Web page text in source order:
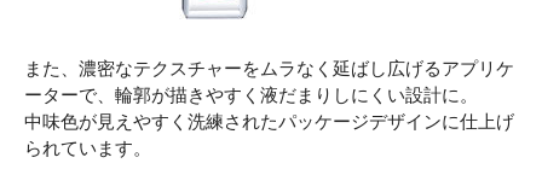
また、濃密なテクスチャーをムラなく延ばし広げるアプリケ
ーターで、輪郭が描きやすく液だまりしにくい設計に。
中味色が見えやすく洗練されたパッケージデザインに仕上げ
られています。